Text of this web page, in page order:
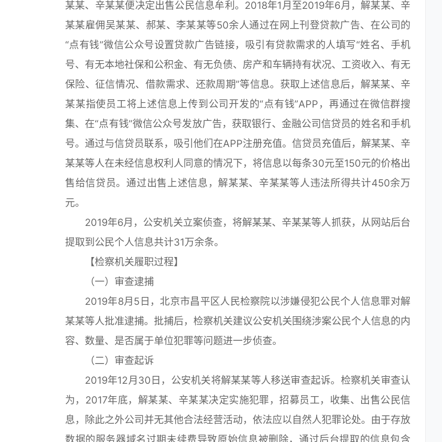
某某、辛某某便决定出售公民信息牟利。2018年1月至2019年6月，解某某、辛
某某雇佣吴某某、郝某、李某某等50余人通过在网上刊登贷款广告、在公司的
“点有钱”微信公众号设置贷款广告链接，吸引有贷款需求的人填写“姓名、手机
号、有无本地社保和公积金、有无负债、房产和车辆持有状况、工资收入、有无
保险、征信情况、借款需求、还款周期”等信息。获取上述信息后，解某某、辛
某某指使员工将上述信息上传到公司开发的“点有钱”APP，再通过在微信群搜
集、在“点有钱”微信公众号发放广告，获取银行、金融公司信贷员的姓名和手机
号。通过与信贷员联系，吸引他们在APP注册充值。信贷员充值后，解某某、辛
某某等人在未经信息权利人同意的情况下，将信息以每条30元至150元的价格出
售给信贷员。通过出售上述信息，解某某、辛某某等人违法所得共计450余万
元。
2019年6月，公安机关立案侦查，将解某某、辛某某等人抓获，从网站后台
提取到公民个人信息共计31万余条。
【检察机关履职过程】
（一）审查逮捕
2019年8月5日，北京市昌平区人民检察院以涉嫌侵犯公民个人信息罪对解
某某等人批准逮捕。批捕后，检察机关建议公安机关围绕涉案公民个人信息的内
容、数量、是否属于单位犯罪等问题进一步侦查。
（二）审查起诉
2019年12月30日，公安机关将解某某等人移送审查起诉。检察机关审查认
为，2017年底，解某某、辛某某决定实施犯罪，招募员工，收集、出售公民信
息，除此之外公司并无其他合法经营活动，依法应以自然人犯罪论处。由于存放